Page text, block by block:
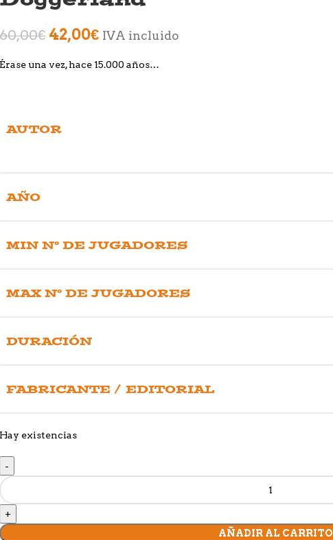
60,00€ 42,00€ IVA incluido
Érase una vez, hace 15.000 años…
AUTOR
AÑO
MIN Nº DE JUGADORES
MAX Nº DE JUGADORES
DURACIÓN
FABRICANTE / EDITORIAL
Hay existencias
AÑADIR AL CARRITO